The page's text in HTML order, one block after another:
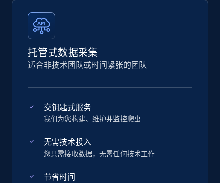
托管式数据采集
适合非技术团队或时间紧张的团队
交钥匙式服务
我们为您构建、维护并监控爬虫
无需技术投入
您只需接收数据，无需任何技术工作
节省时间